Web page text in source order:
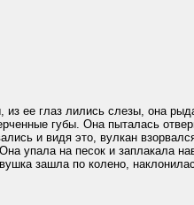
ее глаз лились слезы, она
губы. Она пыталась
и видя это, вулкан
упала на песок и заплакала
зашла по колено,